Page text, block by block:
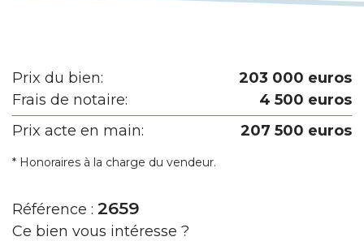
Prix du bien:
203 000 euros
Frais de notaire:
4 500 euros
Prix acte en main:
207 500 euros
* Honoraires à la charge du vendeur.
Référence : 2659
Ce bien vous intéresse ?